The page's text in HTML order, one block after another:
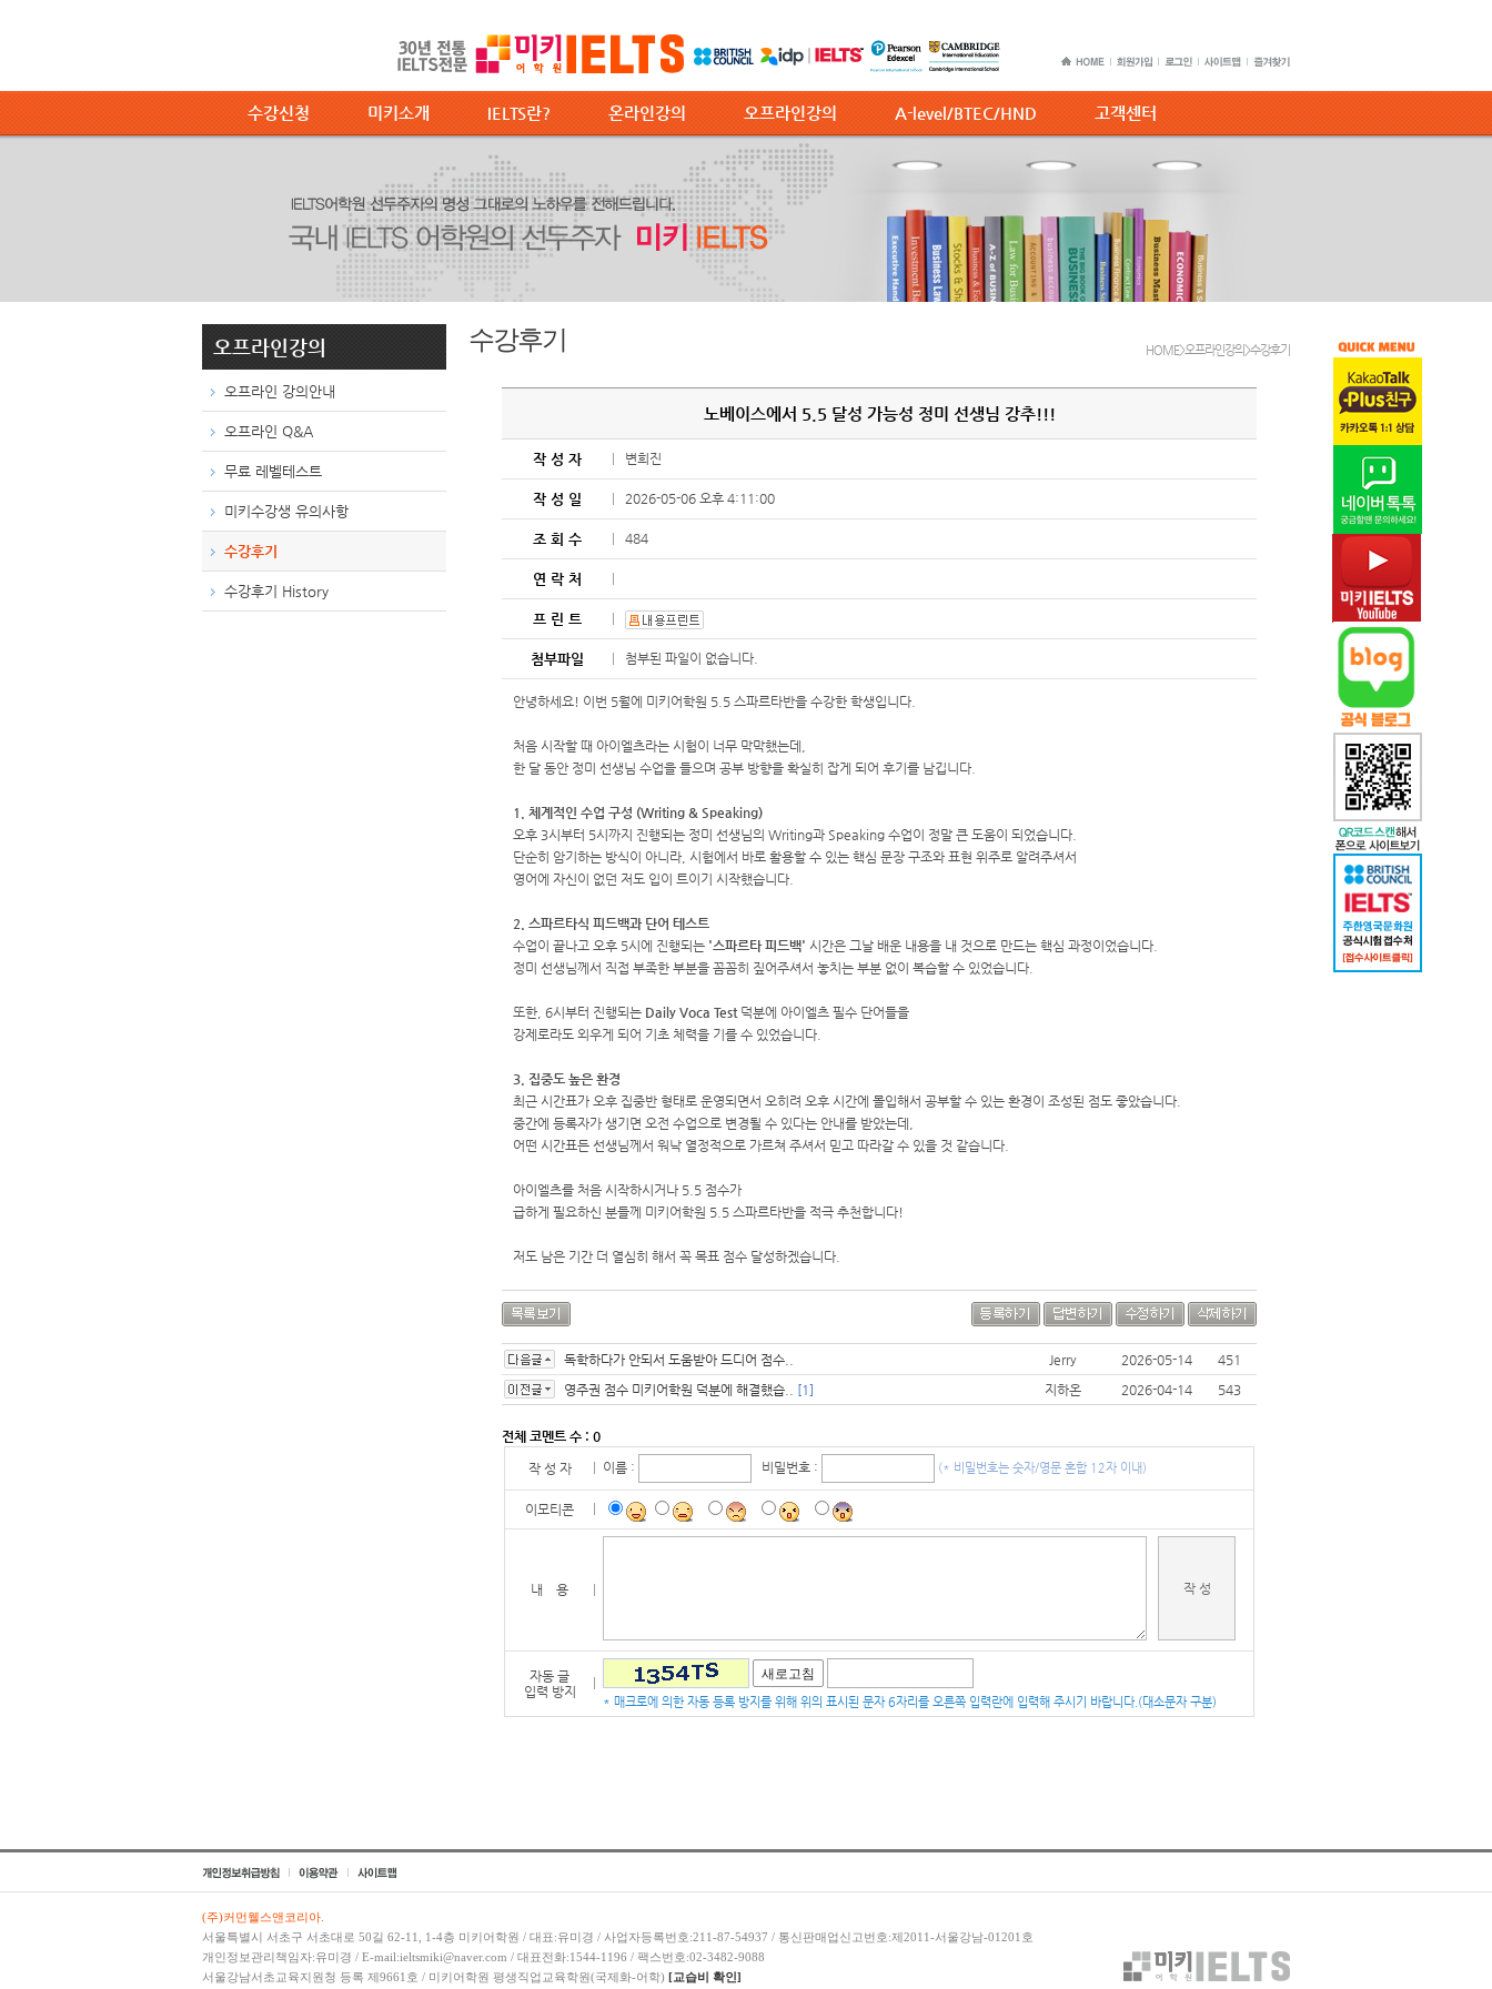
수강신청 미키소개 IELTS란? 온라인강의 오프라인강의 A-level/BTEC/HND 고객센터
오프라인강의
오프라인 강의안내
오프라인 Q&A
무료 레벨테스트
미키수강생 유의사항
수강후기
수강후기 History
수강후기 HOME>오프라인강의>수강후기
노베이스에서 5.5 달성 가능성 정미 선생님 강추!!!
작 성 자 변희진
작 성 일 2026-05-06 오후 4:11:00
조 회 수 484
연 락 처
프 린 트
첨부파일 첨부된 파일이 없습니다.
안녕하세요! 이번 5월에 미키어학원 5.5 스파르타반을 수강한 학생입니다.
처음 시작할 때 아이엘츠라는 시험이 너무 막막했는데,
한 달 동안 정미 선생님 수업을 들으며 공부 방향을 확실히 잡게 되어 후기를 남깁니다.
1. 체계적인 수업 구성 (Writing & Speaking)
오후 3시부터 5시까지 진행되는 정미 선생님의 Writing과 Speaking 수업이 정말 큰 도움이 되었습니다.
단순히 암기하는 방식이 아니라, 시험에서 바로 활용할 수 있는 핵심 문장 구조와 표현 위주로 알려주셔서
영어에 자신이 없던 저도 입이 트이기 시작했습니다.
2. 스파르타식 피드백과 단어 테스트
수업이 끝나고 오후 5시에 진행되는 '스파르타 피드백' 시간은 그날 배운 내용을 내 것으로 만드는 핵심 과정이었습니다.
정미 선생님께서 직접 부족한 부분을 꼼꼼히 짚어주셔서 놓치는 부분 없이 복습할 수 있었습니다.
또한, 6시부터 진행되는 Daily Voca Test 덕분에 아이엘츠 필수 단어들을
강제로라도 외우게 되어 기초 체력을 기를 수 있었습니다.
3. 집중도 높은 환경
최근 시간표가 오후 집중반 형태로 운영되면서 오히려 오후 시간에 몰입해서 공부할 수 있는 환경이 조성된 점도 좋았습니다.
중간에 등록자가 생기면 오전 수업으로 변경될 수 있다는 안내를 받았는데,
어떤 시간표든 선생님께서 워낙 열정적으로 가르쳐 주셔서 믿고 따라갈 수 있을 것 같습니다.
아이엘츠를 처음 시작하시거나 5.5 점수가
급하게 필요하신 분들께 미키어학원 5.5 스파르타반을 적극 추천합니다!
저도 남은 기간 더 열심히 해서 꼭 목표 점수 달성하겠습니다.
독학하다가 안되서 도움받아 드디어 점수.. Jerry 2026-05-14
451
영주권 점수 미키어학원 덕분에 해결했습..
[1] 지하온 2026-04-14 543
(주)커먼웰스앤코리아.
서울특별시 서초구 서초대로 50길 62-11, 1-4층 미키어학원 / 대표:유미경 / 사업자등록번호:211-87-54937 / 통신판매업신고번호:제2011-서울강남-01201호
개인정보관리책임자:유미경 / E-mail:ieltsmiki@naver.com / 대표전화:1544-1196 / 팩스번호:02-3482-9088
서울강남서초교육지원청 등록 제9661호 / 미키어학원 평생직업교육학원(국제화-어학) [교습비 확인]